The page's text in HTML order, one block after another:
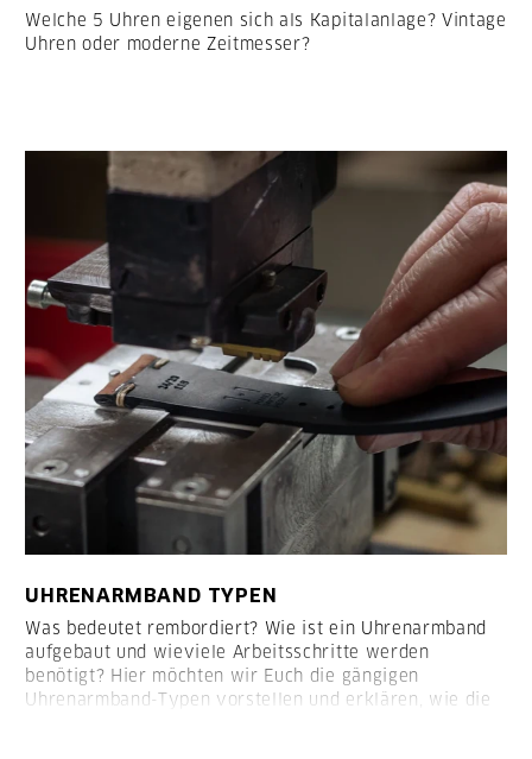
Welche 5 Uhren eigenen sich als Kapitalanlage? Vintage
Uhren oder moderne Zeitmesser?
UHRENARMBAND TYPEN
Was bedeutet rembordiert? Wie ist ein Uhrenarmband
aufgebaut und wieviele Arbeitsschritte werden
benötigt? Hier möchten wir Euch die gängigen
Uhrenarmband-Typen vorstellen und erklären, wie die